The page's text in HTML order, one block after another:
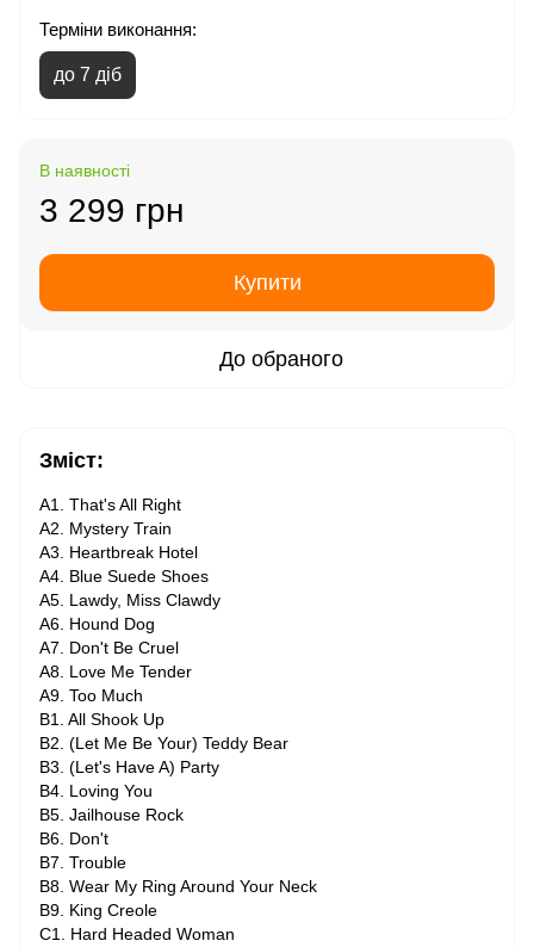
Терміни виконання:
до 7 діб
В наявності
3 299 грн
Купити
До обраного
Зміст:
A1. That's All Right
A2. Mystery Train
A3. Heartbreak Hotel
A4. Blue Suede Shoes
A5. Lawdy, Miss Clawdy
A6. Hound Dog
A7. Don't Be Cruel
A8. Love Me Tender
A9. Too Much
B1. All Shook Up
B2. (Let Me Be Your) Teddy Bear
B3. (Let's Have A) Party
B4. Loving You
B5. Jailhouse Rock
B6. Don't
B7. Trouble
B8. Wear My Ring Around Your Neck
B9. King Creole
C1. Hard Headed Woman